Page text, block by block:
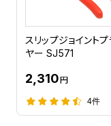
スリップジョイントプ
ヤー SJ571
2,310円
4件